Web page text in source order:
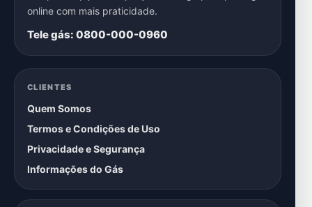
online com mais praticidade.
Tele gás: 0800-000-0960
CLIENTES
Quem Somos
Termos e Condições de Uso
Privacidade e Segurança
Informações do Gás